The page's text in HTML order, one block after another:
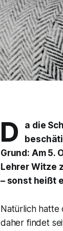
D
a die
Grund: Am 5.
Lehrer Witze
– sonst heißt
Natürlich
daher findet